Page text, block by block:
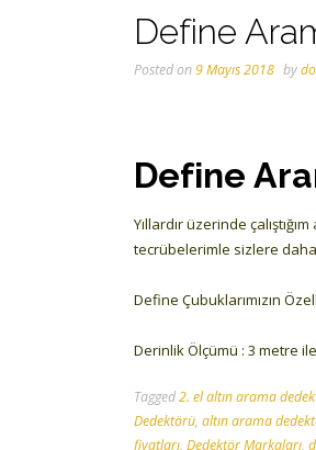
Define
Posted on9 Mayıs 2018 by
Define
Yıllardır üzerinde
tecrübelerimle sizlere
Define Çubuklarımızın
Derinlik Ölçümü : 3 metre
Tagged2. el altın arama
Dedektörü, altın arama
fiyatları, Dedektör Markaları,